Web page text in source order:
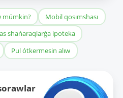
múmkin?
Mobil qosımshası
shańaraqlarǵa ipoteka
Pul ótkermesin alıw